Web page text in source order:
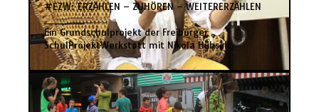
#EZW: ERZÄHLEN – ZUHÖREN – WEITERERZÄHLEN
_______
Ein Grundschulprojekt der Freiburger
SchulProjektWerkstatt mit Nikola Hübsch